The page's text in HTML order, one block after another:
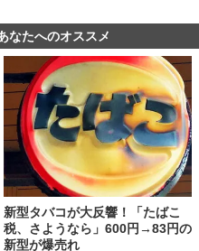
なたへのオススメ
新型タバコが大反響！「たばこ
税、さようなら」600円→83円の
新型が爆売れ